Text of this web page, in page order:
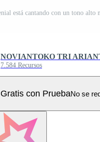
NOVIANTOKO TRI
7.584 Recursos
Gratis con PruebaNo se